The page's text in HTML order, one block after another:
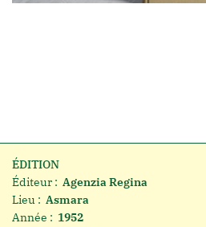
ÉDITION
Éditeur : Agenzia Regina
Lieu : Asmara
Année : 1952